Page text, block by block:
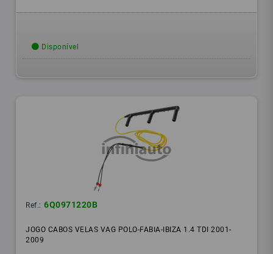
Disponível
Ref.: 6Q0971220B
JOGO CABOS VELAS VAG POLO-FABIA-IBIZA 1.4 TDI 2001-
2009